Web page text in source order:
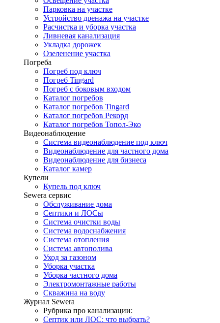
Парковка на участке
Устройство дренажа на участке
Расчистка и уборка участка
Ливневая канализация
Укладка дорожек
Озеленение участка
Погреба
Погреб под ключ
Погреб Tingard
Погреб с боковым входом
Каталог погребов
Каталог погребов Tingard
Каталог погребов Рекорд
Каталог погребов Топол-Эко
Видеонаблюдение
Система видеонаблюдение под ключ
Видеонаблюдение для частного дома
Видеонаблюдение для бизнеса
Каталог камер
Купели
Купель под ключ
Sewera сервис
Обслуживание дома
Септики и ЛОСы
Система очистки воды
Система водоснабжения
Система отопления
Система автополива
Уход за газоном
Уборка участка
Уборка частного дома
Электромонтажные работы
Скважина на воду
Журнал Sewera
Рубрика про канализации:
Септик или ЛОС: что выбрать?